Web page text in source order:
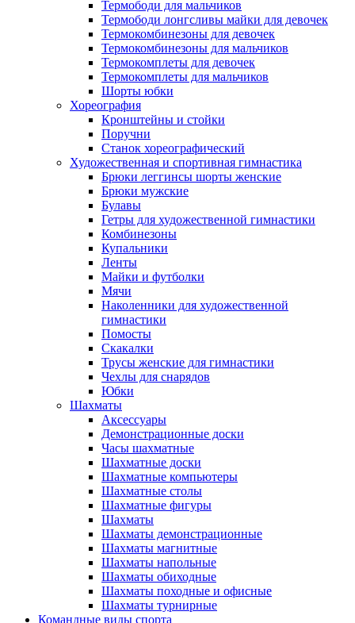
Термободи для мальчиков
Термободи лонгсливы майки для девочек
Термокомбинезоны для девочек
Термокомбинезоны для мальчиков
Термокомплеты для девочек
Термокомплеты для мальчиков
Шорты юбки
Хореография
Кронштейны и стойки
Поручни
Станок хореографический
Художественная и спортивная гимнастика
Брюки леггинсы шорты женские
Брюки мужские
Булавы
Гетры для художественной гимнастики
Комбинезоны
Купальники
Ленты
Майки и футболки
Мячи
Наколенники для художественной
гимнастики
Помосты
Скакалки
Трусы женские для гимнастики
Чехлы для снарядов
Юбки
Шахматы
Аксессуары
Демонстрационные доски
Часы шахматные
Шахматные доски
Шахматные компьютеры
Шахматные столы
Шахматные фигуры
Шахматы
Шахматы демонстрационные
Шахматы магнитные
Шахматы напольные
Шахматы обиходные
Шахматы походные и офисные
Шахматы турнирные
Командные виды спорта